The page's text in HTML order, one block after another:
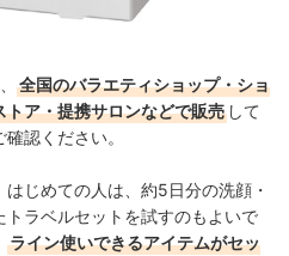
全国のバラエティショップ・ショ
ア・提携サロンなどで販売 して
確認ください。
じめての人は、約5日分の洗顔・
ラベルセットを試すのもよいで
ライン使いできるアイテムがセッ